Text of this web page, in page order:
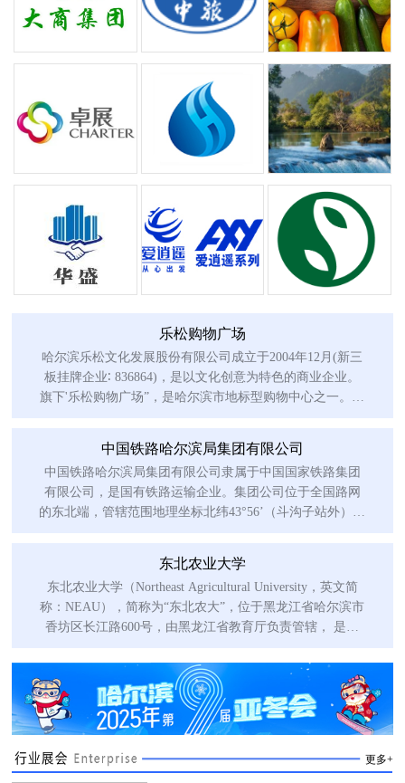
乐松购物广场
哈尔滨乐松文化发展股份有限公司成立于2004年12月(新三
板挂牌企业∶ 836864)，是以文化创意为特色的商业企业。
旗下'乐松购物广场”，是哈尔滨市地标型购物中心之一。乐
中国铁路哈尔滨局集团有限公司
中国铁路哈尔滨局集团有限公司隶属于中国国家铁路集团
有限公司，是国有铁路运输企业。集团公司位于全国路网
的东北端，管辖范围地理坐标北纬43°56’（斗沟子站外）至
东北农业大学
东北农业大学（Northeast Agricultural University，英文简
称：NEAU），简称为“东北农大”，位于黑龙江省哈尔滨市
香坊区长江路600号，由黑龙江省教育厅负责管辖， 是国
更多+